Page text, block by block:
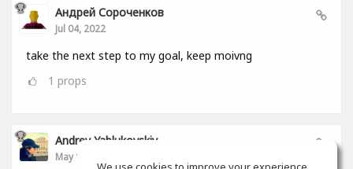
Андрей Сороченков
Jul 04, 2022
take the next step to my goal, keep moivng
1 props
Andrey Yablukovskiy
May 15, 2022